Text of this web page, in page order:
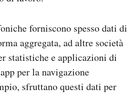
forniscono spesso dati di
aggregata, ad altre società
statistiche e applicazioni di
per la navigazione
sfruttano questi dati per